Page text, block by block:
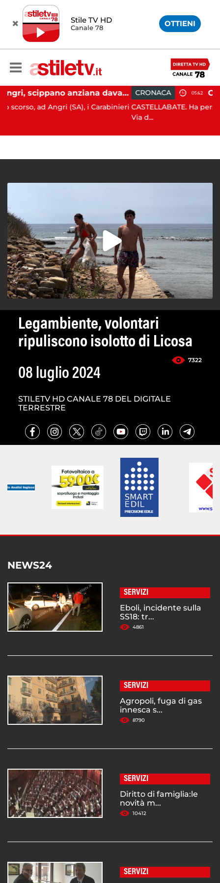
Stile TV HD
Canale 78 OTTIENI
Angri, scippano anziana davanti ad un negozio: tre arresti
(SA), i Carabinieri
CRONACA 05:42
CASTELLABATE. Ha perso il controllo
Legambiente, volontari
ripuliscono isolotto di Licosa
7322
08 luglio 2024
STILETV HD CANALE 78 DEL DIGITALE
TERRESTRE
NEWS24
SERVIZI
Eboli, incidente sulla
SS18: tr...
4861
SERVIZI
Agropoli, fuga di gas
innesca s...
8790
SERVIZI
Diritto di famiglia:le
novità m...
10412
SERVIZI